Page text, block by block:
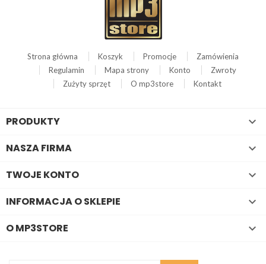
Strona główna Koszyk Promocje
Zamówienia
Regulamin
Mapa strony Konto
Zwroty
Zużyty sprzęt
O mp3store Kontakt
PRODUKTY 
NASZA FIRMA 
TWOJE KONTO 
INFORMACJA O SKLEPIE 
O MP3STORE 